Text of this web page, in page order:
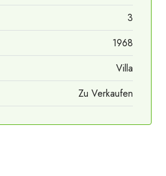
3
1968
Villa
Zu Verkaufen